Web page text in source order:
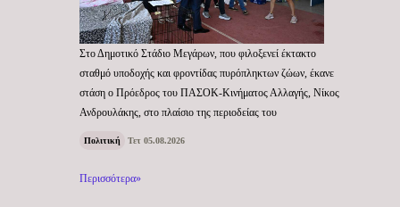
Στο Δημοτικό Στάδιο Μεγάρων, που φιλοξενεί έκτακτο
σταθμό υποδοχής και φροντίδας πυρόπληκτων ζώων, έκανε
στάση ο Πρόεδρος του ΠΑΣΟΚ-Κινήματος Αλλαγής, Νίκος
Ανδρουλάκης, στο πλαίσιο της περιοδείας του
Πολιτική Τετ 05.08.2026
Περισσότερα»